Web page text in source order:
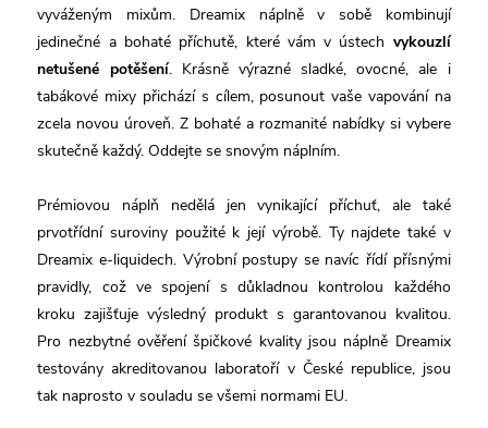
vyváženým mixům. Dreamix náplně v sobě kombinují
jedinečné a bohaté příchutě, které vám v ústech vykouzlí
netušené potěšení. Krásně výrazné sladké, ovocné, ale i
tabákové mixy přichází s cílem, posunout vaše vapování na
zcela novou úroveň. Z bohaté a rozmanité nabídky si vybere
skutečně každý. Oddejte se snovým náplním.
Prémiovou náplň nedělá jen vynikající příchuť, ale také
prvotřídní suroviny použité k její výrobě. Ty najdete také v
Dreamix e-liquidech. Výrobní postupy se navíc řídí přísnými
pravidly, což ve spojení s důkladnou kontrolou každého
kroku zajišťuje výsledný produkt s garantovanou kvalitou.
Pro nezbytné ověření špičkové kvality jsou náplně Dreamix
testovány akreditovanou laboratoří v České republice, jsou
tak naprosto v souladu se všemi normami EU.